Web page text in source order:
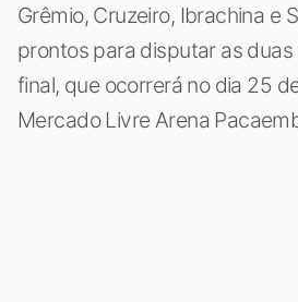
Grêmio, Cruzeiro, Ibrachina e
prontos para disputar as
final, que ocorrerá no dia 25
Mercado Livre Arena